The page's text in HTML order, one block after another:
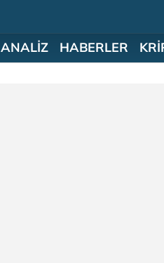
ANALİZ HABERLER